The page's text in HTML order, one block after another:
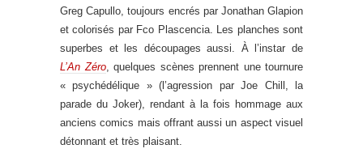
Greg Capullo, toujours encrés par Jonathan Glapion
et colorisés par Fco Plascencia. Les planches sont
superbes et les découpages aussi. À l’instar de
L’An Zéro, quelques scènes prennent une tournure
« psychédélique » (l’agression par Joe Chill, la
parade du Joker), rendant à la fois hommage aux
anciens comics mais offrant aussi un aspect visuel
détonnant et très plaisant.